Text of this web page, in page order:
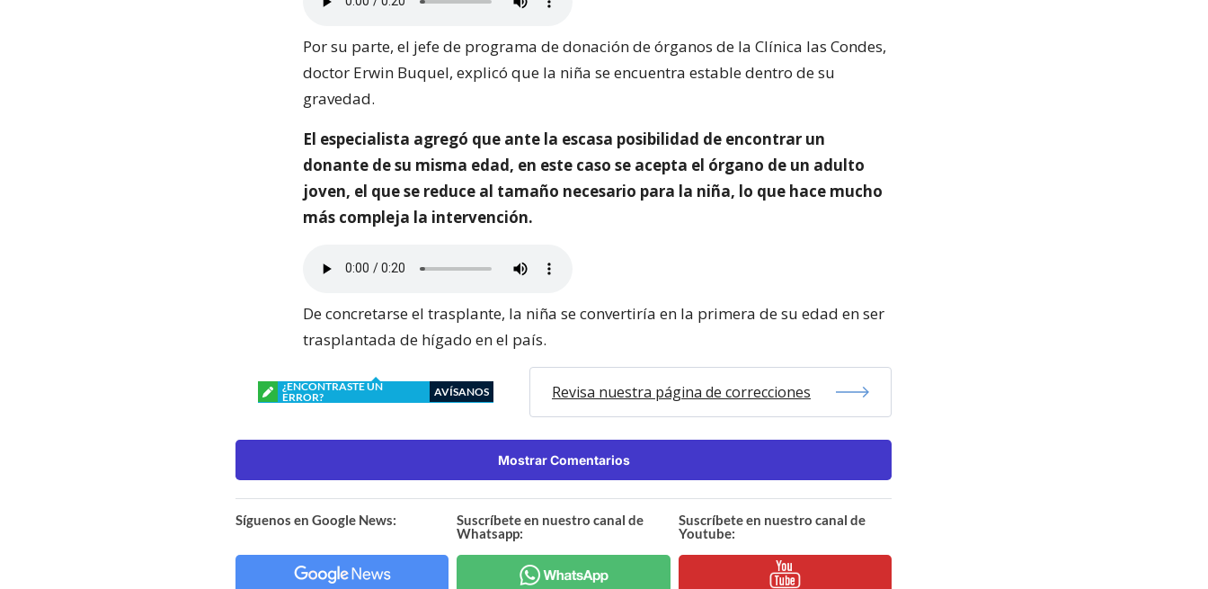
Por su parte, el jefe de programa de donación de órganos de la Clínica las Condes,
doctor Erwin Buquel, explicó que la niña se encuentra estable dentro de su
gravedad.
El especialista agregó que ante la escasa posibilidad de encontrar un
donante de su misma edad, en este caso se acepta el órgano de un adulto
joven, el que se reduce al tamaño necesario para la niña, lo que hace mucho
más compleja la intervención.
De concretarse el trasplante, la niña se convertiría en la primera de su edad en ser
trasplantada de hígado en el país.
¿ENCONTRASTE UN
ERROR?
AVÍSANOS Revisa nuestra página de correcciones
Mostrar Comentarios
Síguenos en Google News:
Suscríbete en nuestro canal de
Whatsapp:
Suscríbete en nuestro canal de
Youtube: